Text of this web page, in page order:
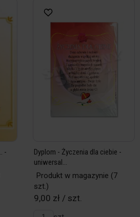
-
Dyplom - Życzenia dla ciebie -
uniwersal...
Produkt w magazynie (7
szt.)
9,00 zł / szt.